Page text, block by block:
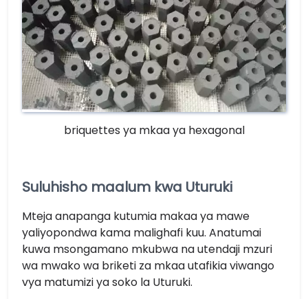
briquettes ya mkaa ya hexagonal
Suluhisho maalum kwa Uturuki
Mteja anapanga kutumia makaa ya mawe
yaliyopondwa kama malighafi kuu. Anatumai
kuwa msongamano mkubwa na utendaji mzuri
wa mwako wa briketi za mkaa utafikia viwango
vya matumizi ya soko la Uturuki.